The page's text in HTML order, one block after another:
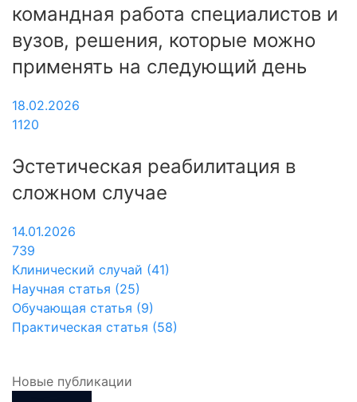
командная работа специалистов и
вузов, решения, которые можно
применять на следующий день
18.02.2026
1120
Эстетическая реабилитация в
сложном случае
14.01.2026
739
Клинический случай (41)
Научная статья (25)
Обучающая статья (9)
Практическая статья (58)
Новые публикации